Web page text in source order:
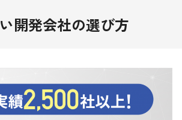
開発会社の選び方